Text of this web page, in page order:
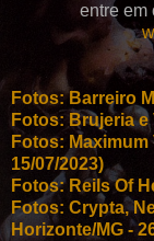
entre em
Fotos: Barreiro
Fotos: Brujeria e
Fotos:
15/07/2023)
Fotos: Reils Of
Fotos: Crypta,
Horizonte/MG -